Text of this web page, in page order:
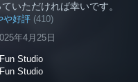
いただければ幸いです。
や好評 (410)
年4月25日
Studio
Studio